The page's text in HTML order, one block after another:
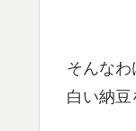
そんな
白い納豆